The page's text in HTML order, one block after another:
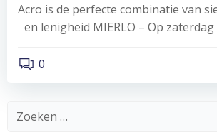
Acro is de perfecte combinatie van
en lenigheid MIERLO – Op
0
Zoeken